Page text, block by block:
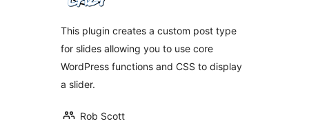
This plugin creates a custom post type
for slides allowing you to use core
WordPress functions and CSS to display
a slider.
Rob Scott